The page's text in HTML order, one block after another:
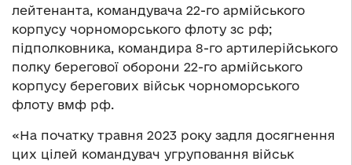
лейтенанта, командувача 22-го армійського
корпусу чорноморського флоту зс рф;
підполковника, командира 8-го артилерійського
полку берегової оборони 22-го армійського
корпусу берегових військ чорноморського
флоту вмф рф.
«На початку травня 2023 року задля досягнення
цих цілей командувач угруповання військ